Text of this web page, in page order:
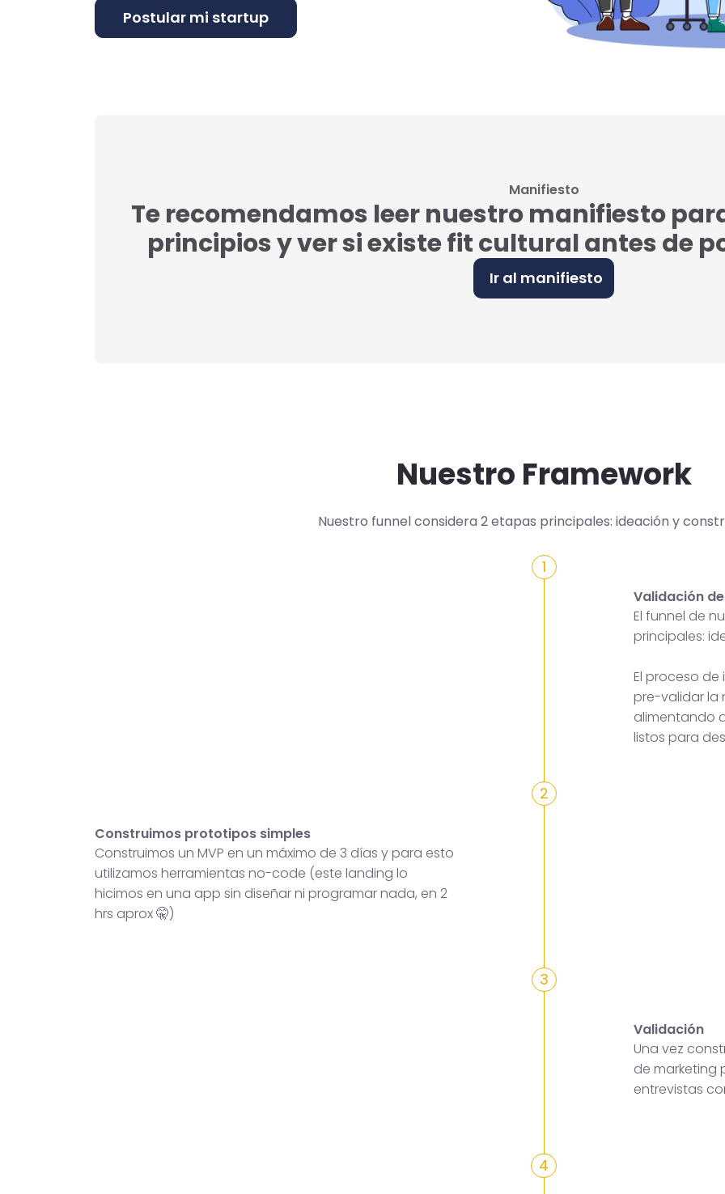
Manifiesto
Te recomendamos leer nuestro manifiesto
principios y ver si existe fit cultural antes de
Ir al manifiesto
Nuestro Framework
Nuestro funnel considera 2 etapas principales: ideación y
1
Validación
El funnel de
principales:
El proceso
pre-validar la
alimentando
listos para
Construimos prototipos simples
Construimos un MVP en un máximo de 3 días y para esto
utilizamos herramientas no-code (este landing lo
hicimos en una app sin diseñar ni programar nada, en 2
hrs aprox 🤫)
2
3
Validación
Una vez
de marketing
entrevistas
4